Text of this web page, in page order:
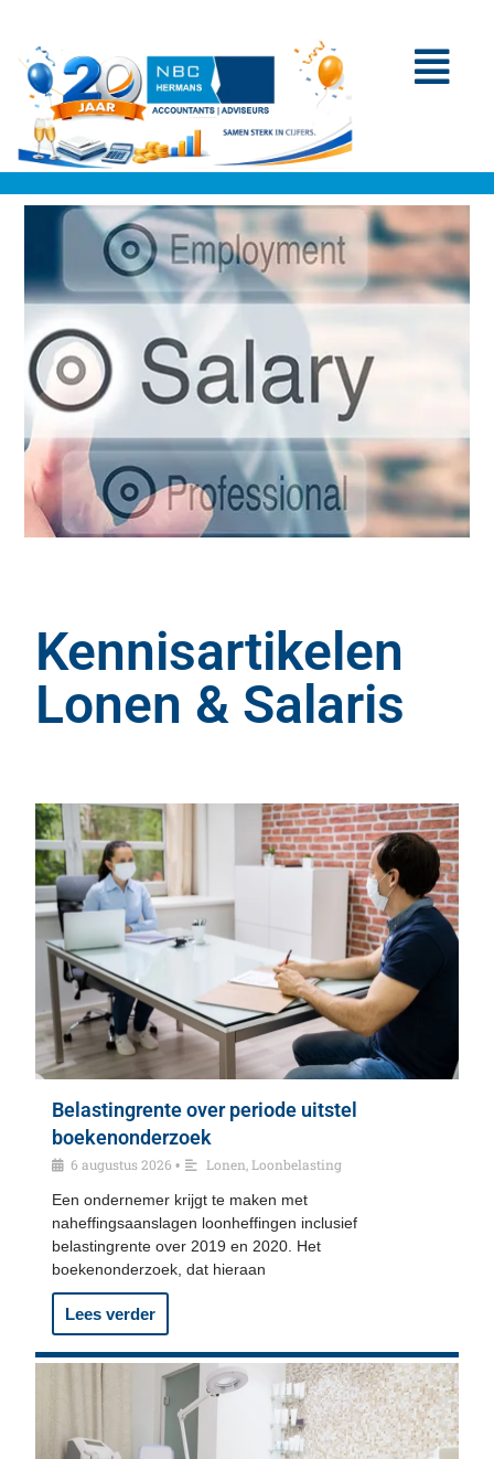
Kennisartikelen
Lonen & Salaris
Belastingrente over periode uitstel
boekenonderzoek
6 augustus 2026 • Lonen,Loonbelasting
Een ondernemer krijgt te maken met
naheffingsaanslagen loonheffingen inclusief
belastingrente over 2019 en 2020. Het
boekenonderzoek, dat hieraan
Lees verder